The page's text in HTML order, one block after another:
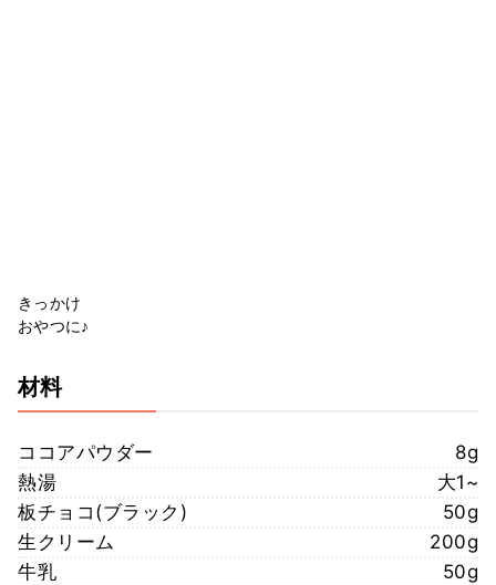
きっかけ
おやつに♪
材料
ココアパウダー
8g
熱湯
大1~
板チョコ(ブラック)
50g
生クリーム
200g
牛乳
50g